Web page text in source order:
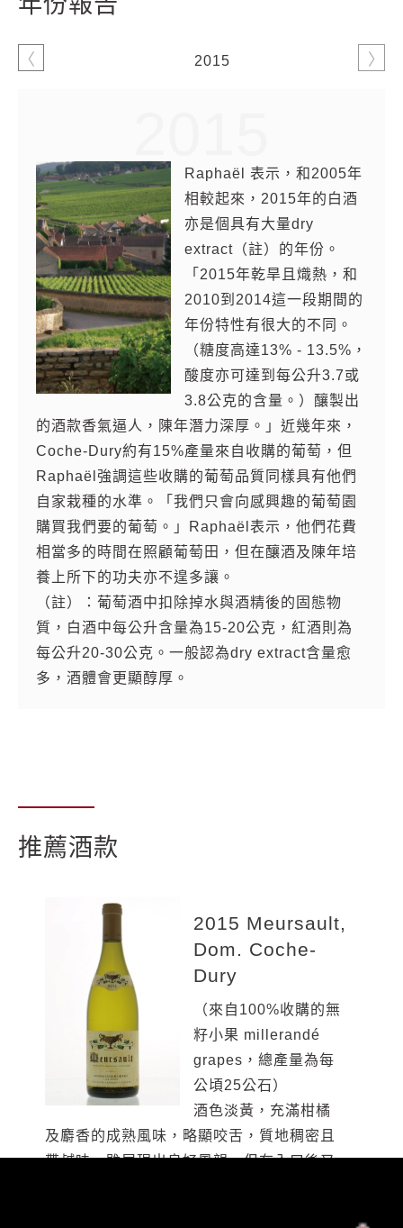
2015
Raphaël 表示，和2005年
相較起來，2015年的白酒
亦是個具有大量dry
extract（註）的年份。
「2015年乾旱且熾熱，和
2010到2014這一段期間的
年份特性有很大的不同。
（糖度高達13% - 13.5%，
酸度亦可達到每公升3.7或
3.8公克的含量。）釀製出
的酒款香氣逼人，陳年潛力深厚。」近幾年來，
Coche-Dury約有15%產量來自收購的葡萄，但
Raphaël強調這些收購的葡萄品質同樣具有他們
自家栽種的水準。「我們只會向感興趣的葡萄園
購買我們要的葡萄。」Raphaël表示，他們花費
相當多的時間在照顧葡萄田，但在釀酒及陳年培
養上所下的功夫亦不遑多讓。
（註）：葡萄酒中扣除掉水與酒精後的固態物
質，白酒中每公升含量為15-20公克，紅酒則為
每公升20-30公克。一般認為dry extract含量愈
多，酒體會更顯醇厚。
2014
Jean-François Coche的
兒子Raphaël已承接酒莊
大部分的日常營運工作，
他提到：「2014又是一個
因冰雹而大量減產的年
份，擔心葡萄在不同時期
會發生各種不利情形，需
要隨時在葡萄園裡嚴陣以
待。我們決定在9/10開始
採收，成熟且純淨的果實
讓我們無須花太多心思在篩選果粒上。然而，因
產量不足，我們也會收購葡萄來增加產量。
「釀酒初期的表現讓我們相當失望，但進行橡木
桶陳年培養後，情況卻有了驚人的改變，一切開
始漸入佳境。另外我還發現2014年的酒相當精力
充沛，隱約具有丹寧質地──我想是歸因於葡萄皮
較厚的緣故。整體來說，我認為2014年相當具有
陳年潛力。」我試了三款放在不同橡木桶但未標
示葡萄園的Meursault，並將相關資訊以括號加
註。無論是將Coche視為一個釀酒團隊，或是以
酒迷的心情來朝聖，2014都無疑是品質優異的絕
推薦酒款
2015 Meursault,
Dom. Coche-
Dury
（來自100%收購的無
籽小果 millerandé
grapes，總產量為每
公頃25公石）
酒色淡黃，充滿柑橘
及麝香的成熟風味，略顯咬舌，質地稠密且
帶鹹味。雖展現出良好風韻，但在入口後又
2011 Meursault
Les Rpugeots,
Dom. Coche-
Dury
就先前品飲的經驗，
香氣上細微的轉變會
漸漸凝聚潛藏的果
香，故品飲前強烈建
議先醒酒。具有優異豐富性且具有相當力
道，卻輕巧轉變為具礦石香氣的中等酒體，
2014 Meursault
(Narvaux), Dom.
Coche-Dury
在香氣的轉變上，即
能辨識出屬於Coche-
Dury的靈魂骨架。完
美的詮釋與張力，比
起一般Meursault村莊
級酒款，力道更顯強勁，礦石氣息更顯著。
入口後肉豆蔻的香氣轉變為辛香料，平衡絕
2016 Bourgogne
Blanc, Dom.
Coche-Dury
（受嚴重的霜凍影
響，產量減少50%以
上，南面的葡萄藤有
許多都有
millerandage發育不
均的狀況）：酒色呈淡黃，柑橘果實與辛香
料的香氣突出。口感多汁且風味集中，是一
2016 Meursault
Perrieres 1er
Cru, Dom.
Coche-Dury
（莊主Raphael
Coche在這瓶酒所使
用的葡萄堪稱完美，
完全未受霜凍影響）
帶有碎石和檸檬的氣味，一嚐就知道是經典
的Perrieres！口感柔滑、濃郁，帶有碎石、
2016 Meursault
Rougeots, Dom.
Coche-Dury
（受嚴重的霜凍影
響，產量減少50%以
上）在香草植物風味
的襯托之下，檸檬、
萊姆與烤麵包的香氣
十分突出。口感多汁且輪廓分明，但仍過於
年輕，顯現出略為堅硬的酸度，甚至到達尖
2011 Meursault,
Dom. Coche-
Dury
對於Meursault 2011
的第一印象是，很明
顯的充滿香氣，然後
些微緩慢收斂，因此
強烈建議要先醒酒。
香氣中有著烤杏仁、烤榛果，剛出爐的麵包
及布里歐奶油麵包（布里歐奶油麵包是一種
2014 Meursault
(Les Perrières),
Dom. Coche-
Dury
白色花卉、西洋梨、
橡木、檸檬皮的爽口
純淨、優雅內斂的迷
人香氣，帶有些微礦
石味，以礦石為主的濃郁口感，柑橘風味的
尾韻彷彿在味蕾上跳舞。就跟Narvau同樣出
2014 Bourgogne
Blanc, Dom.
Coche-Dury
蘋果，梨，花香和柔
順的木質風味結合成
一股令人愉悅的香
氣。令人印象深刻的
濃郁口感、多汁、圓
潤和誘人的風味，尾韻帶有一絲鹽味，更引
出清爽的口感，相當誘人。
2014 Meursault
(Narvaux), Dom.
Coche-Dury
這是一瓶一聞就能感
受到典型「Coche-
Dury」風格的酒款，
具有極佳的與力道，
充滿能量與礦石風
味，口感平衡良好並帶有肉荳蔻及烤核桃的
香氣，尾韻則轉為帶有辛香料風味，具有令